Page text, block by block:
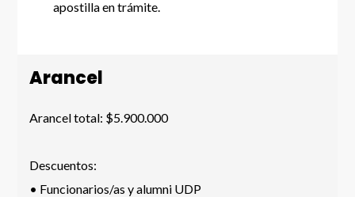
apostilla en trámite.
Arancel
Arancel total: $5.900.000
Descuentos:
• Funcionarios/as y alumni UDP